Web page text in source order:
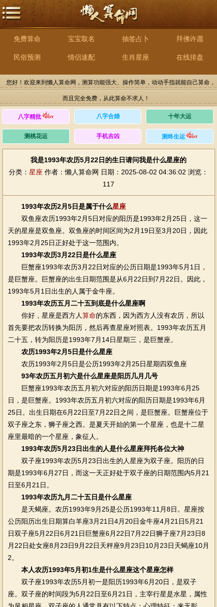
免费算命 宝宝取名 抽签占卜 拜佛许愿
民俗预测 情侣速配 生肖星座 在线排盘
您好！欢迎来到懒人算命网，测算功能强大、操作简单，动动手指就能自己算命，
而且完全免费，从此算命不求人！
八字精批 八字合婚 十年大运
测桃花运 手机吉凶 测终生运
我是1993年农历5月22日的生日请问我是什么星座的
分类： 星座 作者：懒人算命网 日期：2025-08-02 04:36:02 浏览：
117
1993年农历2月5日是属于什么星座
双鱼座农历1993年2月5日对应的阳历是1993年2月25日，这一
天的星座是双鱼座。双鱼座的时间区间为2月19日至3月20日，因此
1993年2月25日正好处于这一范围内。
1993年农历3月22日是什么星座
巨蟹座1993年农历3月22日对应的公历日期是1993年5月1日，
是巨蟹座。巨蟹座的出生日期范围是从6月22日到7月22日。因此，
1993年5月1日出生的人属于金牛座。
1993年农历五月二十五到底是什么星座啊
你好，星座是西方人算命的东西，因为西方人没有农历，所以
首先要把农历转换为阳历，然后再查星座对照表。1993年农历五月
二十五，转为阳历是1993年7月14日星期三，是巨蟹座。
农历1993年2月5日是什么星座
农历1993年2月5日是公历1993年2月25日星期四双鱼座
93年农历五月初六是什么星座是阳历几月几号
巨蟹座1993年农历五月初六对应的阳历日期是1993年6月25
日，是巨蟹座。1993年农历五月初六对应的阳历日期是1993年6月
25日。出生日期在6月22日至7月22日之间，是巨蟹座。巨蟹座位于
双子座之东，狮子座之西。是夏天开始的第一个星座，也是十二星
座里最暗的一个星座，象征人。
1993年农历5月23日出生的人是什么星座拜托各位大神
双子座1993年农历5月23日出生的人星座为双子座。阳历的日
期是1993年6月27日，而这一天正好处于双子座的日期范围内5月21
日至6月21日。
1993年农历九月二十五日是什么星座
是天蝎座。农历1993年9月25是公历1993年11月8日。星座按
公历阳历出生日期算白羊座3月21日4月20日金牛座4月21日5月21
日双子座5月22日6月21日巨蟹座6月22日7月22日狮子座7月23日8
月22日处女座8月23日9月22日天秤座9月23日10月23日天蝎座10月
2。
本人农历1993年5月初1生是什么星座这个星座怎样
双子座1993年农历5月初一是阳历1993年6月20日，是双子
座。双子座的时间段为5月22日至6月21日，主宰行星是水星，属性